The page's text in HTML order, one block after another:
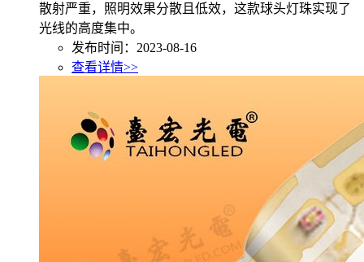
散射严重，照明效果分散且低效，这款球头灯珠实现了
光线的高度集中。
发布时间：2023-08-16
查看详情>>